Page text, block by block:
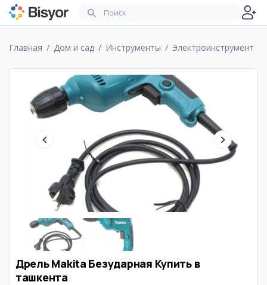
Главная Дом и сад Инструменты Электроинструмент
Дрель Makita Безударная Купить в
ташкента